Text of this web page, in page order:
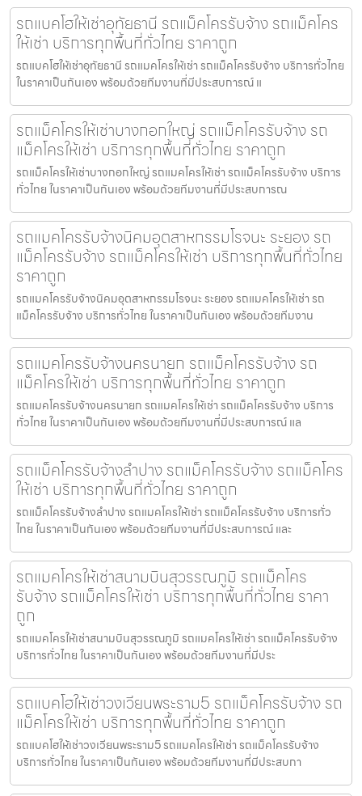
รถแบคโฮให้เช่าอุทัยธานี รถแม็คโครรับจ้าง รถแม็คโคร
ให้เช่า บริการทุกพื้นที่ทั่วไทย ราคาถูก
รถแบคโฮให้เช่าอุทัยธานี รถแมคโครให้เช่า รถแม็คโครรับจ้าง บริการทั่วไทย
ในราคาเป็นกันเอง พร้อมด้วยทีมงานที่มีประสบการณ์ แ
รถแม็คโครให้เช่าบางกอกใหญ่ รถแม็คโครรับจ้าง รถ
แม็คโครให้เช่า บริการทุกพื้นที่ทั่วไทย ราคาถูก
รถแม็คโครให้เช่าบางกอกใหญ่ รถแมคโครให้เช่า รถแม็คโครรับจ้าง บริการ
ทั่วไทย ในราคาเป็นกันเอง พร้อมด้วยทีมงานที่มีประสบการณ
รถแมคโครรับจ้างนิคมอุตสาหกรรมโรจนะ ระยอง รถ
แม็คโครรับจ้าง รถแม็คโครให้เช่า บริการทุกพื้นที่ทั่วไทย
ราคาถูก
รถแมคโครรับจ้างนิคมอุตสาหกรรมโรจนะ ระยอง รถแมคโครให้เช่า รถ
แม็คโครรับจ้าง บริการทั่วไทย ในราคาเป็นกันเอง พร้อมด้วยทีมงาน
รถแมคโครรับจ้างนครนายก รถแม็คโครรับจ้าง รถ
แม็คโครให้เช่า บริการทุกพื้นที่ทั่วไทย ราคาถูก
รถแมคโครรับจ้างนครนายก รถแมคโครให้เช่า รถแม็คโครรับจ้าง บริการ
ทั่วไทย ในราคาเป็นกันเอง พร้อมด้วยทีมงานที่มีประสบการณ์ แล
รถแม็คโครรับจ้างลำปาง รถแม็คโครรับจ้าง รถแม็คโคร
ให้เช่า บริการทุกพื้นที่ทั่วไทย ราคาถูก
รถแม็คโครรับจ้างลำปาง รถแมคโครให้เช่า รถแม็คโครรับจ้าง บริการทั่ว
ไทย ในราคาเป็นกันเอง พร้อมด้วยทีมงานที่มีประสบการณ์ และ
รถแมคโครให้เช่าสนามบินสุวรรณภูมิ รถแม็คโคร
รับจ้าง รถแม็คโครให้เช่า บริการทุกพื้นที่ทั่วไทย ราคา
ถูก
รถแมคโครให้เช่าสนามบินสุวรรณภูมิ รถแมคโครให้เช่า รถแม็คโครรับจ้าง
บริการทั่วไทย ในราคาเป็นกันเอง พร้อมด้วยทีมงานที่มีประ
รถแบคโฮให้เช่าวงเวียนพระราม5 รถแม็คโครรับจ้าง รถ
แม็คโครให้เช่า บริการทุกพื้นที่ทั่วไทย ราคาถูก
รถแบคโฮให้เช่าวงเวียนพระราม5 รถแมคโครให้เช่า รถแม็คโครรับจ้าง
บริการทั่วไทย ในราคาเป็นกันเอง พร้อมด้วยทีมงานที่มีประสบกา